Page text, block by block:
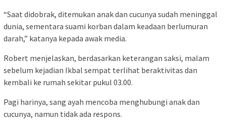
“Saat didobrak, ditemukan anak dan cucunya sudah meninggal
dunia, sementara suami korban dalam keadaan berlumuran
darah,” katanya kepada awak media.
Robert menjelaskan, berdasarkan keterangan saksi, malam
sebelum kejadian Ikbal sempat terlihat beraktivitas dan
kembali ke rumah sekitar pukul 03.00.
Pagi harinya, sang ayah mencoba menghubungi anak dan
cucunya, namun tidak ada respons.